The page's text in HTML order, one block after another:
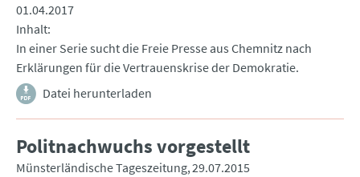
01.04.2017
Inhalt
In einer Serie sucht die Freie Presse aus Chemnitz nach
Erklärungen für die Vertrauenskrise der Demokratie.
Datei herunterladen
Politnachwuchs vorgestellt
Münsterländische Tageszeitung 29.07.2015